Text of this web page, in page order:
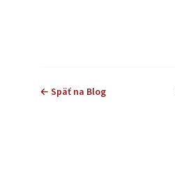
← Späť na Blog